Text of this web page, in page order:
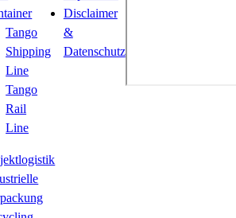
Tango
Shipping
Line
Tango
Rail
Line
Disclaimer
&
Datenschutz